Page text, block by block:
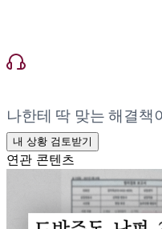
나한테 딱 맞는 해결책
내 상황 검토받기
연관 콘텐츠